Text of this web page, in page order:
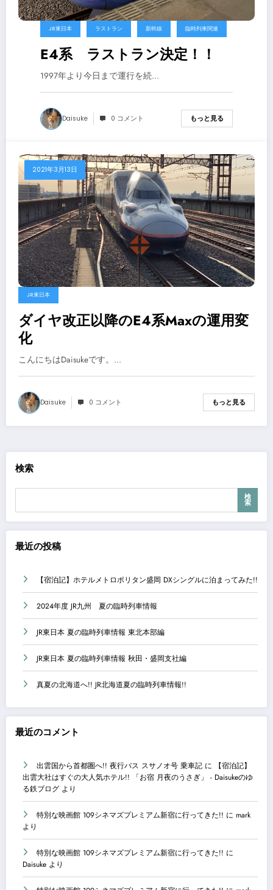
JR東日本 ラストラン 新幹線 臨時列車関連
E4系 ラストラン決定！！
1997年より今日まで運行を続…
Daisuke 0 コメント もっと見る
2021年3月13日
JR東日本
ダイヤ改正以降のE4系Maxの運用変
化
こんにちはDaisukeです。…
Daisuke 0 コメント もっと見る
検索
検
索
最近の投稿
【宿泊記】ホテルメトロポリタン盛岡 DXシングルに泊まってみた!!
2024年度 JR九州 夏の臨時列車情報
JR東日本 夏の臨時列車情報 東北本部編
JR東日本 夏の臨時列車情報 秋田・盛岡支社編
真夏の北海道へ!! JR北海道夏の臨時列車情報!!
最近のコメント
出雲国から首都圏へ!! 夜行バス スサノオ号 乗車記 に
【宿泊記】
出雲大社はすぐの大人気ホテル!! 「お宿 月夜のうさぎ」 - Daisukeのゆ
る鉄ブログ より
特別な映画館 109シネマズプレミアム新宿に行ってきた!! に mark
より
特別な映画館 109シネマズプレミアム新宿に行ってきた!! に
Daisuke より